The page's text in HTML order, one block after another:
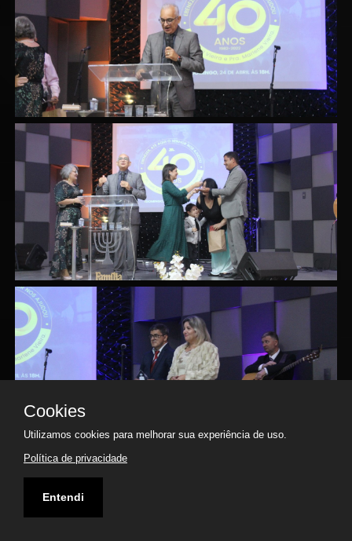
Cookies
Utilizamos cookies para melhorar sua experiência de uso.
Política de privacidade
Entendi